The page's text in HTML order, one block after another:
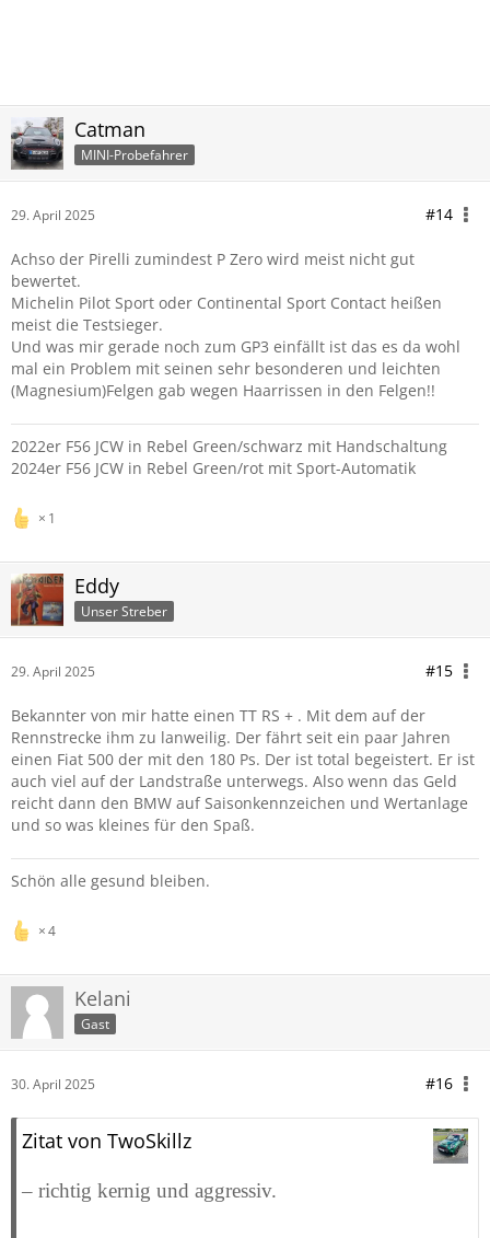
Catman
MINI-Probefahrer
29. April 2025 #14
Achso der Pirelli zumindest P Zero wird meist nicht gut
bewertet.
Michelin Pilot Sport oder Continental Sport Contact heißen
meist die Testsieger.
Und was mir gerade noch zum GP3 einfällt ist das es da wohl
mal ein Problem mit seinen sehr besonderen und leichten
(Magnesium)Felgen gab wegen Haarrissen in den Felgen!!
2022er F56 JCW in Rebel Green/schwarz mit Handschaltung
2024er F56 JCW in Rebel Green/rot mit Sport-Automatik
1
Eddy
Unser Streber
29. April 2025 #15
Bekannter von mir hatte einen TT RS + . Mit dem auf der
Rennstrecke ihm zu lanweilig. Der fährt seit ein paar Jahren
einen Fiat 500 der mit den 180 Ps. Der ist total begeistert. Er ist
auch viel auf der Landstraße unterwegs. Also wenn das Geld
reicht dann den BMW auf Saisonkennzeichen und Wertanlage
und so was kleines für den Spaß.
Schön alle gesund bleiben.
4
Kelani
Gast
30. April 2025 #16
Zitat von TwoSkillz
– richtig kernig und aggressiv.